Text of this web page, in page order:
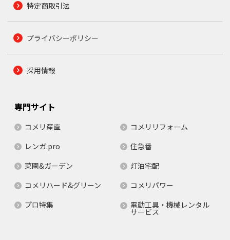
特定商取引法
プライバシーポリシー
採用情報
専門サイト
コメリ産直
コメリリフォーム
レンガ.pro
住急番
菜園&ガーデン
灯油宅配
コメリハード&グリーン
コメリパワー
プロ特集
電動工具・機械レンタル
サービス